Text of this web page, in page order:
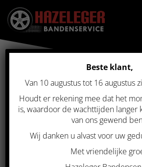
Home>Gebruikte velgen >Gebruikte
GEBRUIKTE
5×112 17 INCH
WOLF VW TIGUAN
Beste klant,
Van 10 augustus tot 16 augustus
Houdt er rekening mee dat het
is, waardoor de wachttijden langer
van ons gewend
Wij danken u alvast voor uw
Met vriendelijke